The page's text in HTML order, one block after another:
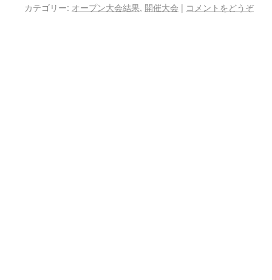
カテゴリー: オープン大会結果, 開催大会 | コメントをどうぞ